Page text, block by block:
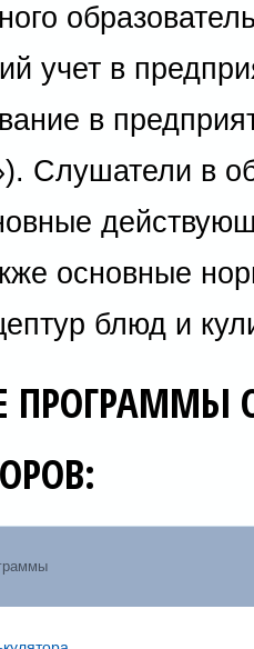
учет в
в
Слушатели в
основные
блюд и
ПРОГРАММЫ